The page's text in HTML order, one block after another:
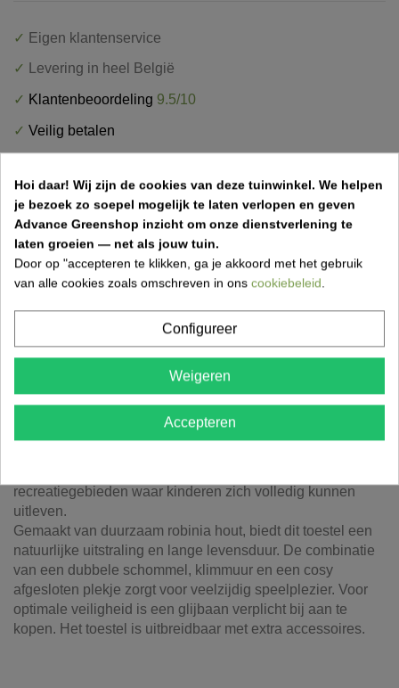
✓ Eigen klantenservice
✓ Levering in heel België
✓ Klantenbeoordeling 9.5/10
✓ Veilig betalen
OMSCHRIJVING
PRODUCTDETAILS
LEVERINGSMETHODEN
Tipi met Dubbele Schommel kopen bij
Advance Greenshop
De Tipi met Dubbele Schommel is een uniek en
recreatiegebieden waar kinderen zich volledig kunnen
uitleven.
Gemaakt van duurzaam robinia hout, biedt dit toestel een
natuurlijke uitstraling en lange levensduur. De combinatie
van een dubbele schommel, klimmuur en een cosy
afgesloten plekje zorgt voor veelzijdig speelplezier. Voor
optimale veiligheid is een glijbaan verplicht bij aan te
kopen. Het toestel is uitbreidbaar met extra accessoires.
Hoi daar! Wij zijn de cookies van deze tuinwinkel. We helpen
je bezoek zo soepel mogelijk te laten verlopen en geven
Advance Greenshop inzicht om onze dienstverlening te
laten groeien — net als jouw tuin.
Door op "accepteren te klikken, ga je akkoord met het gebruik
van alle cookies zoals omschreven in ons cookiebeleid.
Configureer
Weigeren
Accepteren